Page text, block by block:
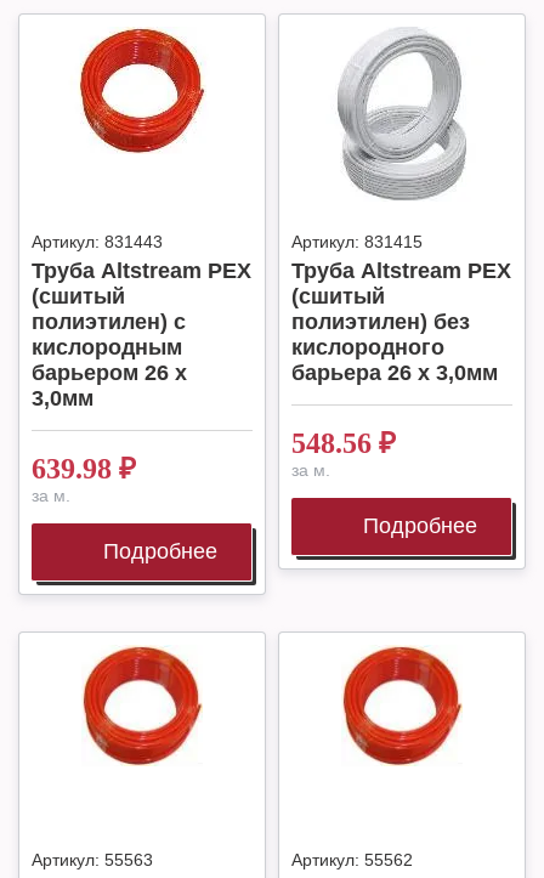
Артикул: 831443
Труба Altstream PEX
(сшитый
полиэтилен) с
кислородным
барьером 26 х
3,0мм
639.98 ₽
за м.
Подробнее
Артикул: 831415
Труба Altstream PEX
(сшитый
полиэтилен) без
кислородного
барьера 26 х 3,0мм
548.56 ₽
за м.
Подробнее
Артикул: 55563 Артикул: 55562